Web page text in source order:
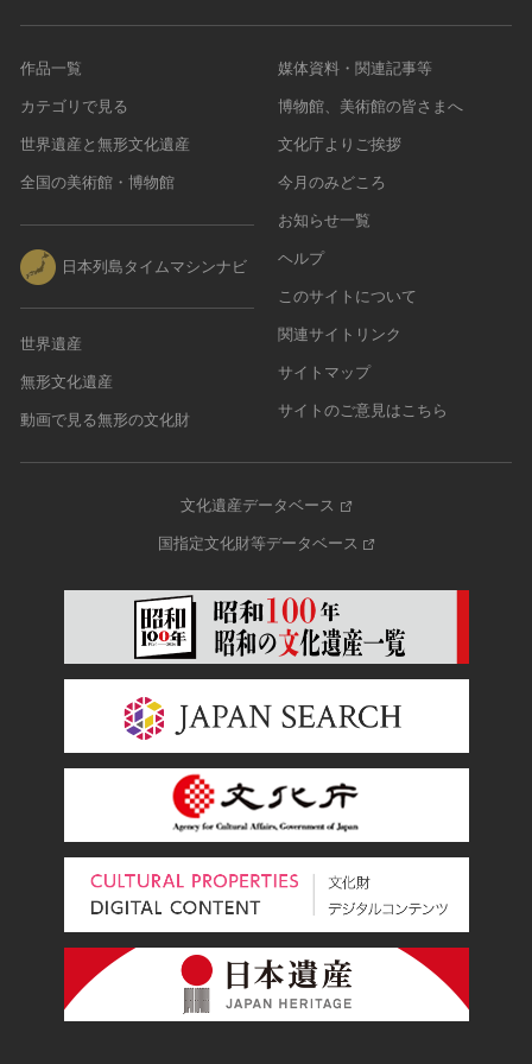
作品一覧
カテゴリで見る
世界遺産と無形文化遺産
全国の美術館・博物館
日本列島タイムマシンナビ
世界遺産
無形文化遺産
動画で見る無形の文化財
媒体資料・関連記事等
博物館、美術館の皆さまへ
文化庁よりご挨拶
今月のみどころ
お知らせ一覧
ヘルプ
このサイトについて
関連サイトリンク
サイトマップ
サイトのご意見はこちら
文化遺産データベース
国指定文化財等データベース